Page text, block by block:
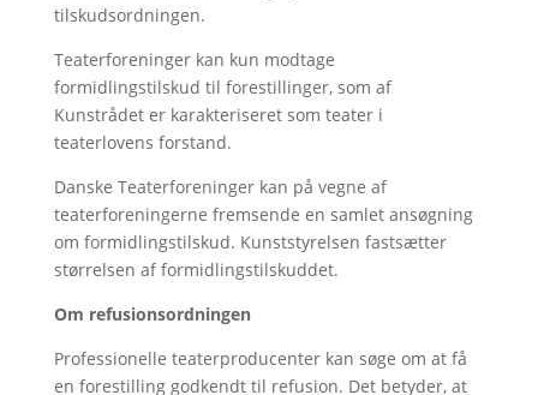
tilskudsordningen.
Teaterforeninger kan kun modtage
formidlingstilskud til forestillinger, som af
Kunstrådet er karakteriseret som teater i
teaterlovens forstand.
Danske Teaterforeninger kan på vegne af
teaterforeningerne fremsende en samlet ansøgning
om formidlingstilskud. Kunststyrelsen fastsætter
størrelsen af formidlingstilskuddet.
Om refusionsordningen
Professionelle teaterproducenter kan søge om at få
en forestilling godkendt til refusion. Det betyder, at